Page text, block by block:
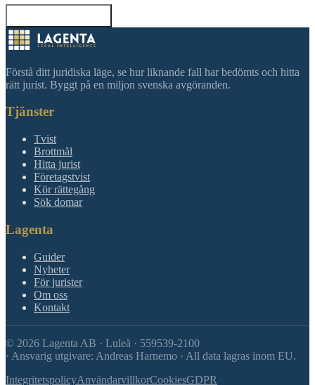
Förstå ditt juridiska läge, se hur liknande fall har bedömts och hitta
rätt jurist. Byggt på en miljon svenska avgöranden.
Tjänster
Tvist
Brottmål
Hitta jurist
Företagstvist
Kör rättegång
Sök domar
Lagenta
Guider
Nyheter
För jurister
Om oss
Kontakt
© 2026 Lagenta AB · Luleå · 559539-2100
· Ansvarig utgivare: Andreas Harnemo · All data lagras inom EU.
IntegritetspolicyAnvändarvillkorCookiesGDPR